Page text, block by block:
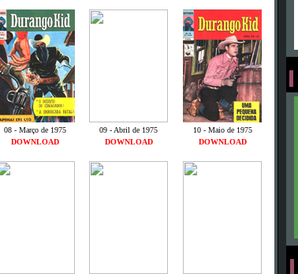
08 - Março de 1975 09 - Abril de 1975
10 - Maio de 1975
DOWNLOAD DOWNLOAD DOWNLOAD